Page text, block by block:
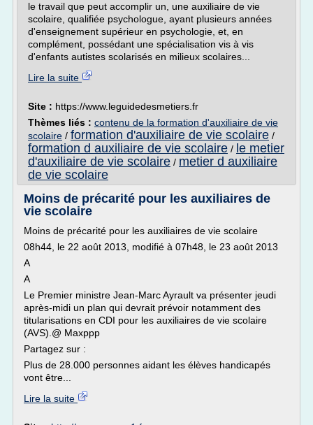
le travail que peut accomplir un, une auxiliaire de vie
scolaire, qualifiée psychologue, ayant plusieurs années
d'enseignement supérieur en psychologie, et, en
complément, possédant une spécialisation vis à vis
d'enfants autistes scolarisés en milieux scolaires...
Lire la suite
Site : https://www.leguidedesmetiers.fr
Thèmes liés : contenu de la formation d'auxiliaire de vie
scolaire / formation d'auxiliaire de vie scolaire /
formation d auxiliaire de vie scolaire / le metier
d'auxiliaire de vie scolaire / metier d auxiliaire
de vie scolaire
Moins de précarité pour les auxiliaires de
vie scolaire
Moins de précarité pour les auxiliaires de vie scolaire
08h44, le 22 août 2013, modifié à 07h48, le 23 août 2013
A
A
Le Premier ministre Jean-Marc Ayrault va présenter jeudi
après-midi un plan qui devrait prévoir notamment des
titularisations en CDI pour les auxiliaires de vie scolaire
(AVS).@ Maxppp
Partagez sur :
Plus de 28.000 personnes aidant les élèves handicapés
vont être...
Lire la suite